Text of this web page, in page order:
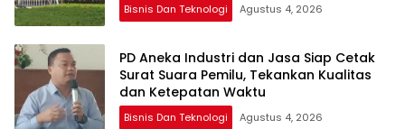
Bisnis Dan Teknologi Agustus 4, 2026
PD Aneka Industri dan Jasa Siap Cetak
Surat Suara Pemilu, Tekankan Kualitas
dan Ketepatan Waktu
Bisnis Dan Teknologi Agustus 4, 2026